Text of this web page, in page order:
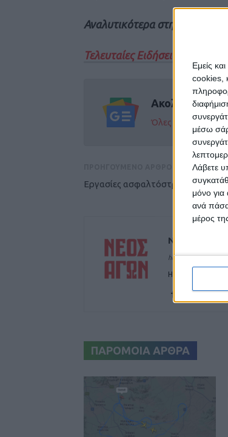
Εμείς
cookies,
μέσω
Λάβετε
μόνο για
ανά
μέρος
Αναλυτικότερα στην έντυπη
Τελευταίες Ειδήσεις Σήμερα
Ακολούθησε
Όλες οι
Εργασίες ασφαλτόστρωσης στη
ΝΕΟΣ ΑΓΩΝ
https://neosagon.gr
Η Αρχαιότερη
ΠΑΡΟΜΟΙΑ ΑΡΘΡΑ